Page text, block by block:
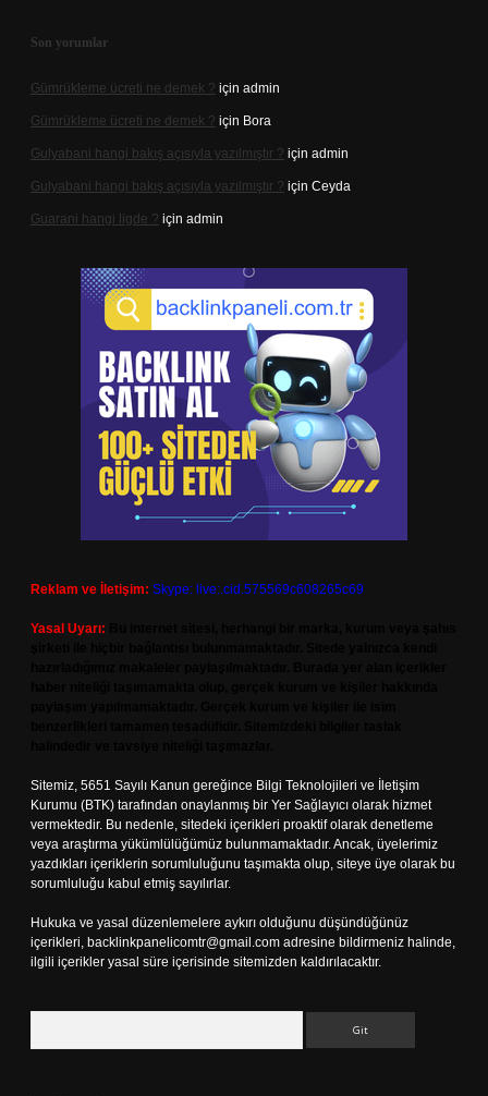
Son yorumlar
Gümrükleme ücreti ne demek ? için admin
Gümrükleme ücreti ne demek ? için Bora
Gulyabani hangi bakış açısıyla yazılmıştır ? için admin
Gulyabani hangi bakış açısıyla yazılmıştır ? için Ceyda
Guarani hangi ligde ? için admin
Reklam ve İletişim: Skype: live:.cid.575569c608265c69
Yasal Uyarı:
Sitemiz, 5651 Sayılı Kanun gereğince Bilgi Teknolojileri ve İletişim
Kurumu (BTK) tarafından onaylanmış bir Yer Sağlayıcı olarak hizmet
vermektedir. Bu nedenle, sitedeki içerikleri proaktif olarak denetleme
veya araştırma yükümlülüğümüz bulunmamaktadır. Ancak, üyelerimiz
yazdıkları içeriklerin sorumluluğunu taşımakta olup, siteye üye olarak bu
sorumluluğu kabul etmiş sayılırlar.
Hukuka ve yasal düzenlemelere aykırı olduğunu düşündüğünüz
içerikleri, backlinkpanelicomtr@gmail.com adresine bildirmeniz halinde,
ilgili içerikler yasal süre içerisinde sitemizden kaldırılacaktır.